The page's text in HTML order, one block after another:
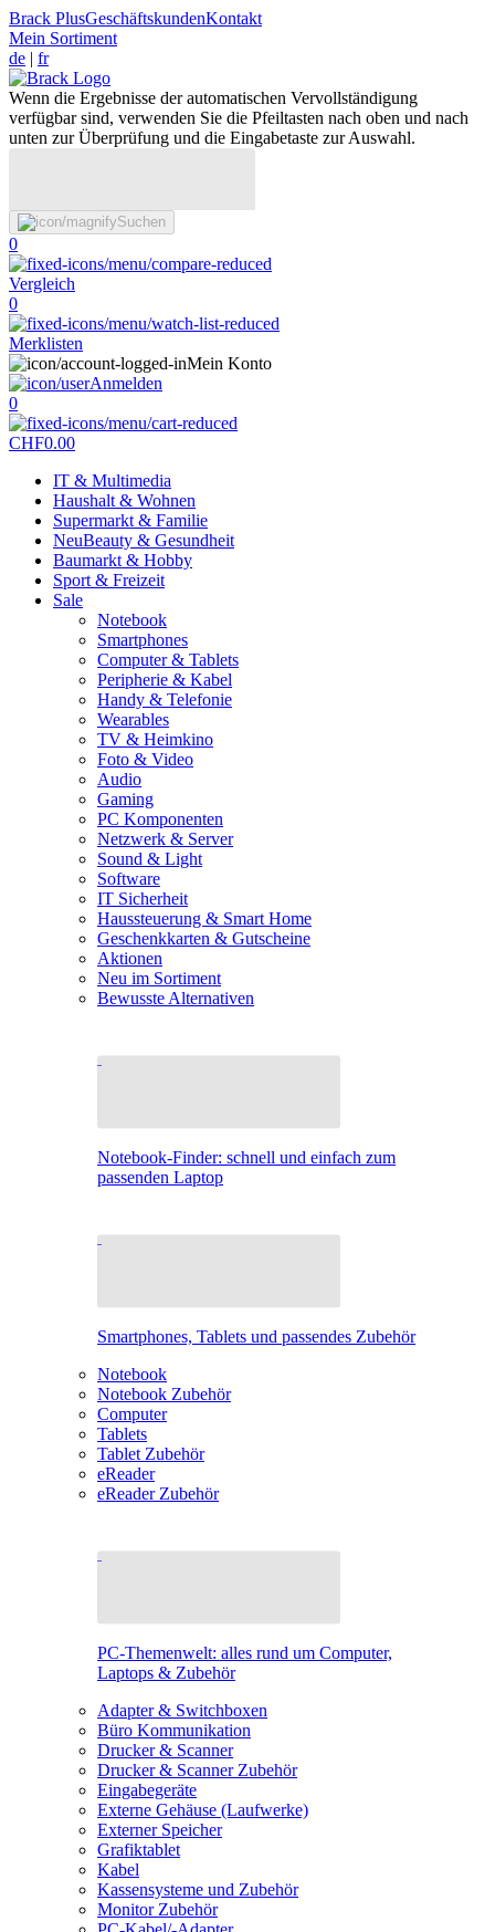
Brack PlusGeschäftskundenKontakt
Mein Sortiment
de | fr
Wenn die Ergebnisse der automatischen Vervollständigung
verfügbar sind, verwenden Sie die Pfeiltasten nach oben und nach
unten zur Überprüfung und die Eingabetaste zur Auswahl.
Suchen
0
Vergleich
0
Merklisten
Mein Konto
Anmelden
0
CHF0.00
IT & Multimedia
Haushalt & Wohnen
Supermarkt & Familie
NeuBeauty & Gesundheit
Baumarkt & Hobby
Sport & Freizeit
Sale
Notebook
Smartphones
Computer & Tablets
Peripherie & Kabel
Handy & Telefonie
Wearables
TV & Heimkino
Foto & Video
Audio
Gaming
PC Komponenten
Netzwerk & Server
Sound & Light
Software
IT Sicherheit
Haussteuerung & Smart Home
Geschenkkarten & Gutscheine
Aktionen
Neu im Sortiment
Bewusste Alternativen
Notebook-Finder: schnell und einfach zum
passenden Laptop
Smartphones, Tablets und passendes Zubehör
Notebook
Notebook Zubehör
Computer
Tablets
Tablet Zubehör
eReader
eReader Zubehör
PC-Themenwelt: alles rund um Computer,
Laptops & Zubehör
Adapter & Switchboxen
Büro Kommunikation
Drucker & Scanner
Drucker & Scanner Zubehör
Eingabegeräte
Externe Gehäuse (Laufwerke)
Externer Speicher
Grafiktablet
Kabel
Kassensysteme und Zubehör
Monitor Zubehör